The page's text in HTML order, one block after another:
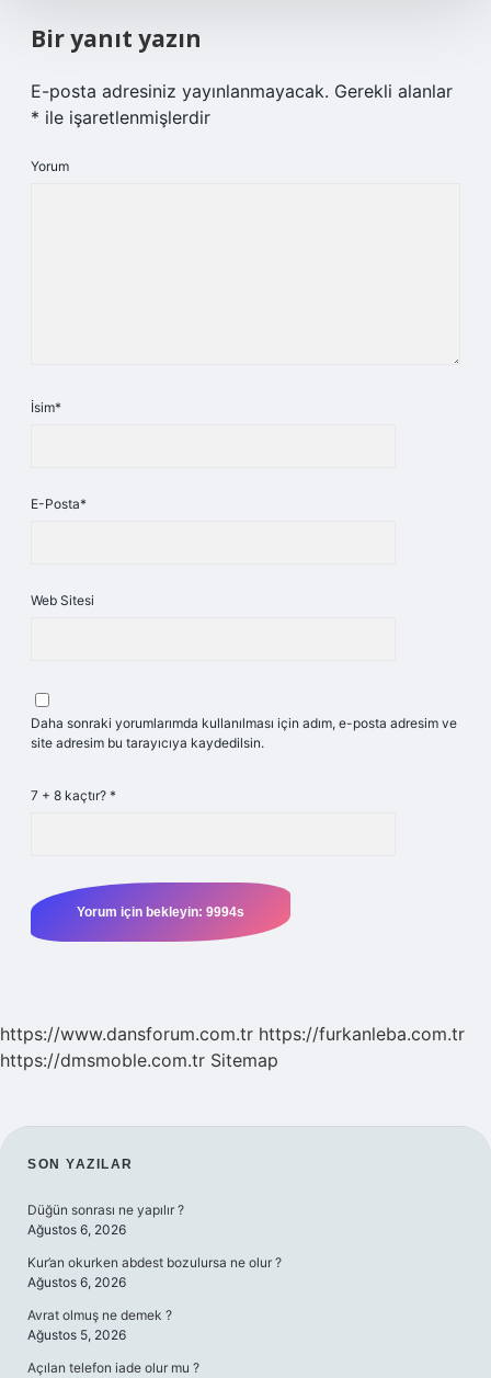
Bir yanıt yazın
E-posta adresiniz yayınlanmayacak. Gerekli alanlar
* ile işaretlenmişlerdir
Yorum
İsim*
E-Posta*
Web Sitesi
Daha sonraki yorumlarımda kullanılması için adım, e-posta adresim ve
site adresim bu tarayıcıya kaydedilsin.
7 + 8 kaçtır? *
https://www.dansforum.com.tr https://furkanleba.com.tr
https://dmsmoble.com.tr Sitemap
SIDEBAR
SON YAZILAR
Düğün sonrası ne yapılır ?
Ağustos 6, 2026
Kur’an okurken abdest bozulursa ne olur ?
Ağustos 6, 2026
Avrat olmuş ne demek ?
Ağustos 5, 2026
Açılan telefon iade olur mu ?